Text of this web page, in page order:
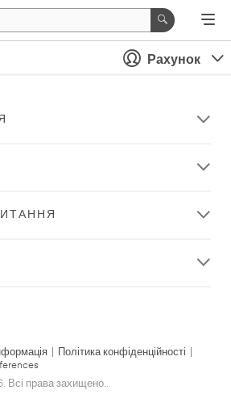
Рахунок
Політика конфіденційності
Всі права захищено..